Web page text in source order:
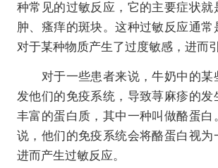
种常见的过敏反应，它的主要症状就
肿、瘙痒的斑块。这种过敏反应通常
对于某种物质产生了过度敏感，进而
对于一些患者来说，牛奶中的某
发他们的免疫系统，导致荨麻疹的发
丰富的蛋白质，其中一种叫做酪蛋白
说，他们的免疫系统会将酪蛋白视为
进而产生过敏反应。